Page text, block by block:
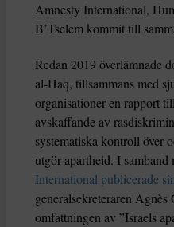
Amnesty International,
B’Tselem kommit till
Redan 2019 överlämnade
al-Haq, tillsammans med
organisationer en rapport
avskaffande av
systematiska kontroll över
utgör apartheid. I samband
International publicerade
generalsekreteraren
omfattningen av ”Israels